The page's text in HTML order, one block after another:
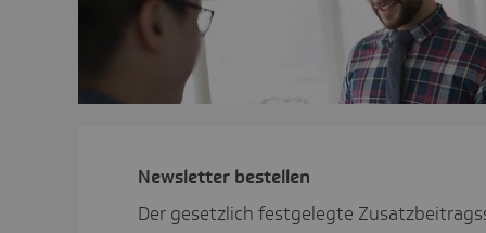
News­letter bestellen
Der gesetzlich festgelegte